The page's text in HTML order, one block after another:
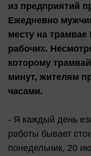
из предприятий
Ежедневно
месту на
рабочих.
которому
минут, жителям
часами.
- Я каждый день
работы бывает
понедельник, 20